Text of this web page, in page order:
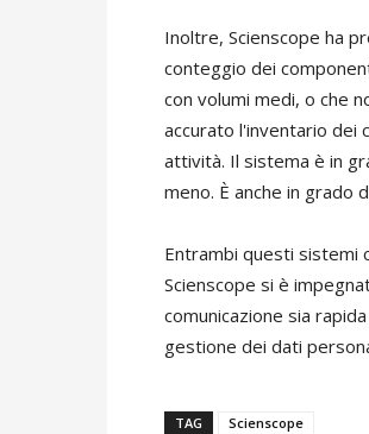
Inoltre, Scienscope ha
conteggio dei
con volumi medi, o che
accurato l'inventario dei
attività. Il sistema è in
meno. È anche in grado
Entrambi questi sistemi
Scienscope si è
comunicazione sia
gestione dei dati
TAG Scienscope